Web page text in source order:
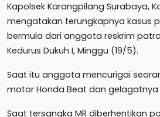
Kapolsek Karangpilang Surabaya,
mengatakan terungkapnya kasus
bermula dari anggota reskrim
Kedurus Dukuh I, Minggu (19/5).
Saat itu anggota mencurigai
motor Honda Beat dan gelagatnya
Saat tersangka MR diberhentikan